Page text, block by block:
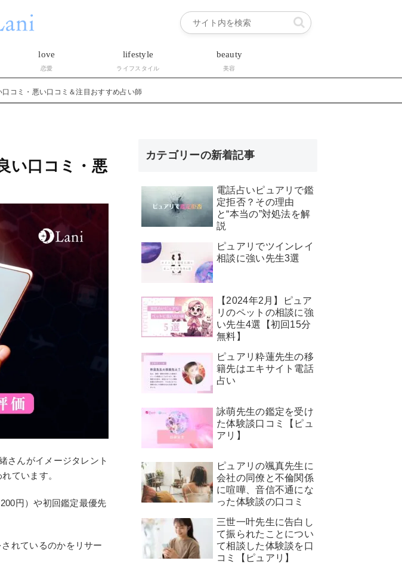
love
恋愛
lifestyle
ライフスタイル
beauty
美容
コミ・悪い口コミ＆注目おすすめ占い師
い口コミ・悪
さんがイメージタレント
ています。
円）や初回鑑定最優先
れているのかをリサー
カテゴリーの新着記事
電話占いピュアリで鑑
定拒否？その理由
と“本当の”対処法を解
説
ピュアリでツインレイ
相談に強い先生3選
【2024年2月】ピュア
リのペットの相談に強
い先生4選【初回15分
無料】
ピュアリ粋蓮先生の移
籍先はエキサイト電話
占い
詠萌先生の鑑定を受け
た体験談口コミ【ピュ
アリ】
ピュアリの颯真先生に
会社の同僚と不倫関係
に喧嘩、音信不通にな
った体験談の口コミ
三世一叶先生に告白し
て振られたことについ
て相談した体験談を口
コミ【ピュアリ】